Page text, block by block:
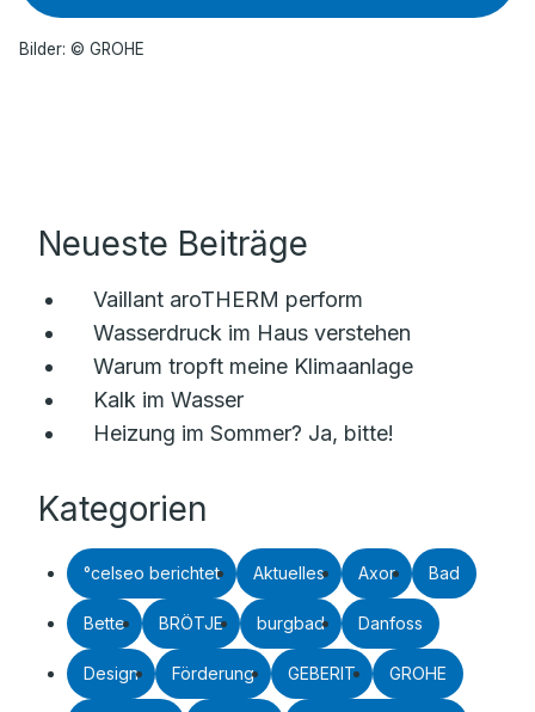
Bilder: © GROHE
Neueste Beiträge
Vaillant aroTHERM perform
Wasserdruck im Haus verstehen
Warum tropft meine Klimaanlage
Kalk im Wasser
Heizung im Sommer? Ja, bitte!
Kategorien
°celseo berichtet Aktuelles Axor Bad
Bette BRÖTJE burgbad Danfoss
Design Förderung GEBERIT GROHE